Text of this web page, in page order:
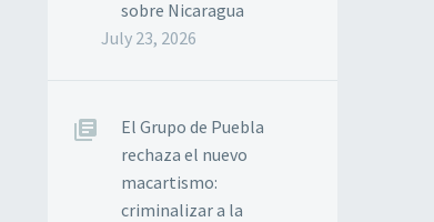
sobre Nicaragua
July 23, 2026
El Grupo de Puebla
rechaza el nuevo
macartismo:
criminalizar a la